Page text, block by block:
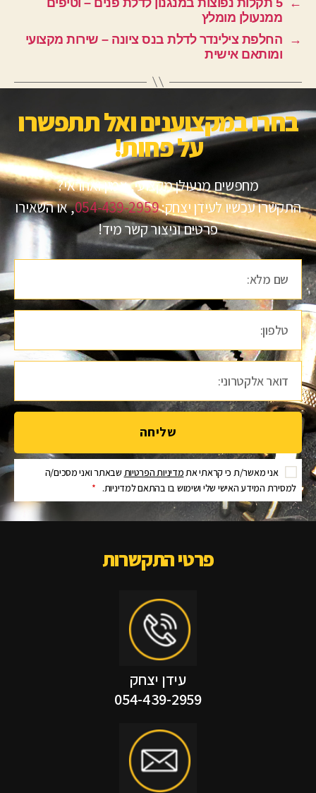
ממנעולן מומלץ
→
החלפת צילינדר לדלת בנס ציונה – שירות מקצועי
ומותאם אישית
בחרו במקצוענים ואל תתפשרו
על פחות!​
מחפשים מנעולן מקצועי, אמין ואחראי?
התקשרו עכשיו לעידן יצחק:054-439-2959, או השאירו
פרטים וניצור קשר מיד!
שליחה
אני מאשר/ת כי קראתי אתמדיניות הפרטיות שבאתר ואני מסכים/ה
למסירת המידע האישי שלי ושימוש בו בהתאם למדיניות. *
פרטי התקשרות
עידן יצחק
054-439-2959